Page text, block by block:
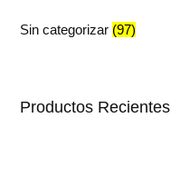
Sin categorizar (97)
Productos Recientes